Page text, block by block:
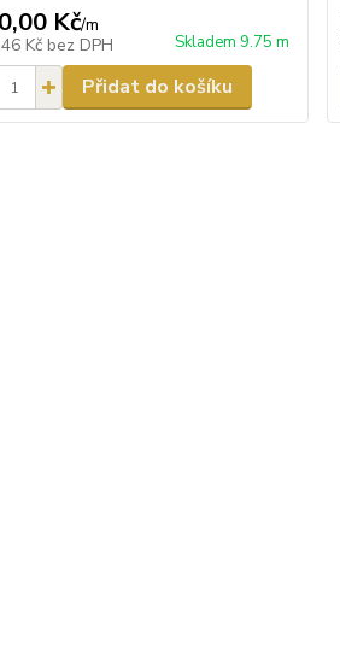
Kč/m
Kč bez DPH Skladem 9.75 m
Přidat do košíku